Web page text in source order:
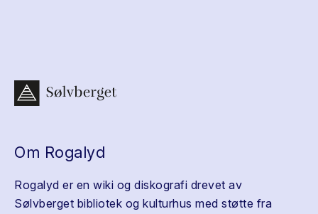
Om Rogalyd
Rogalyd er en wiki og diskografi drevet av
Sølvberget bibliotek og kulturhus med støtte fra